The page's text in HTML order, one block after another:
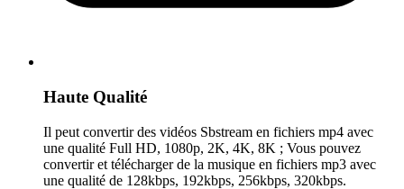
Haute Qualité
Il peut convertir des vidéos Sbstream en fichiers mp4 avec
une qualité Full HD, 1080p, 2K, 4K, 8K ; Vous pouvez
convertir et télécharger de la musique en fichiers mp3 avec
une qualité de 128kbps, 192kbps, 256kbps, 320kbps.